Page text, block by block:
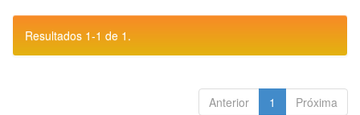
Resultados 1-1 de 1.
Anterior 1 Próxima